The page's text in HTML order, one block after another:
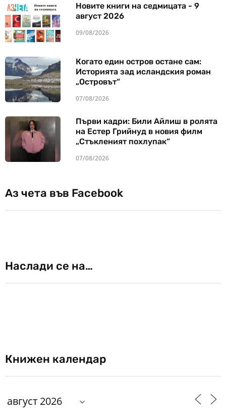
Новите книги на седмицата - 9
август 2026
09/08/2026
Когато един остров остане сам:
Историята зад исландския роман
„Островът“
07/08/2026
Първи кадри: Били Айлиш в ролята
на Естер Грийнуд в новия филм
„Стъкленият похлупак“
07/08/2026
Аз чета във Facebook
Наслади се на…
Книжен календар